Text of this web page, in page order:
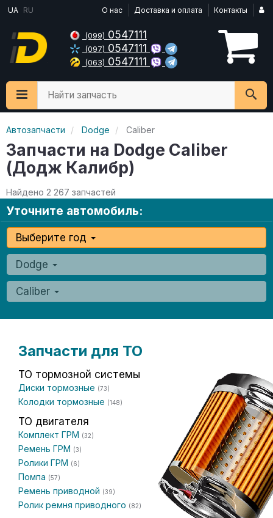
UA RU О нас Доставка и оплата Контакты
(099) 0547111
(097) 0547111
(063) 0547111
Найти запчасть
Автозапчасти Dodge Caliber
Запчасти на Dodge Caliber
(Додж Калибр)
Найдено 2 267 запчастей
Уточните автомобиль:
Выберите год
Dodge
Caliber
Запчасти для ТО
ТО тормозной системы
Диски тормозные (73)
Колодки тормозные (148)
ТО двигателя
Комплект ГРМ (32)
Ремень ГРМ (3)
Ролики ГРМ (6)
Помпа (57)
Ремень приводной (39)
Ролик ремня приводного (82)